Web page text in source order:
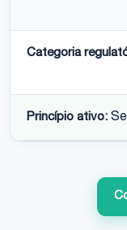
Categoria
Princípio ativo: